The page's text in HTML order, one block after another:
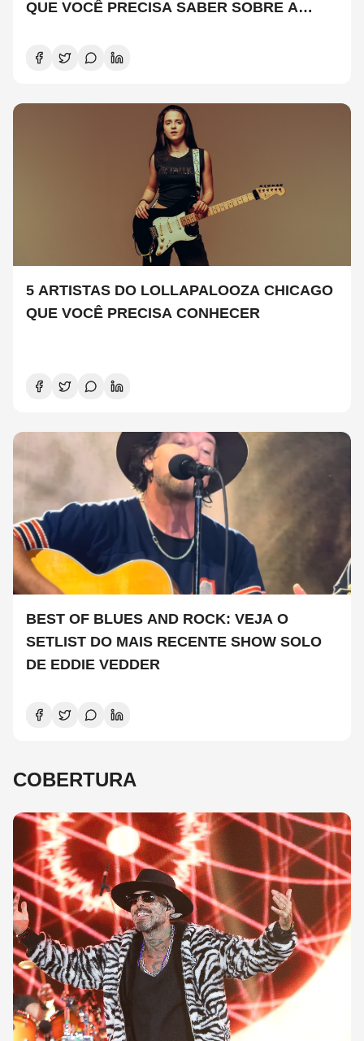
QUE VOCÊ PRECISA SABER SOBRE A
5 ARTISTAS DO LOLLAPALOOZA CHICAGO
QUE VOCÊ PRECISA CONHECER
BEST OF BLUES AND ROCK: VEJA O
SETLIST DO MAIS RECENTE SHOW SOLO
DE EDDIE VEDDER
COBERTURA